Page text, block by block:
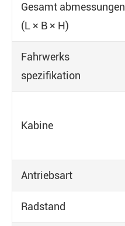
Gesamt abmessungen
(L × B × H)
Fahrwerks
spezifikation
Kabine
Antriebsart
Radstand